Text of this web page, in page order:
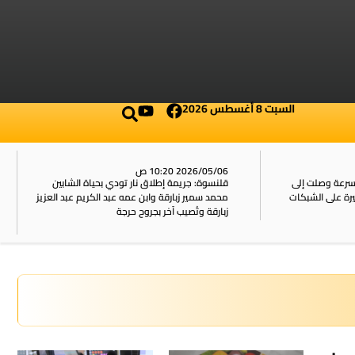
السبت 8 أغسطس 2026
وصلت إلى
2026/05/06 10:20 ص
قلنسوة: جريمة إطلاق نار تودي بحياة الشابين
محمد سمير زبارقة وابن عمه عبد الكريم عبد العزيز
زبارقة وتُصيب آخر بجروح حرجة